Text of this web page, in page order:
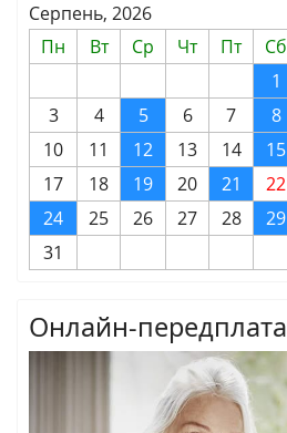
Серпень, 2026
Пн
Вт Ср Чт Пт Сб
1
3
4 5 6 7 8
10
11 12 13 14 15
17
18 19 20 21 22
24
25 26 27 28 29
31
Онлайн-передплата